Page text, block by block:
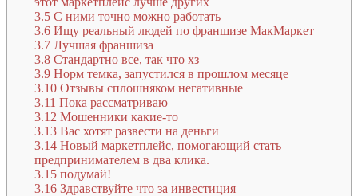
3.5 С ними точно можно работать
3.6 Ищу реальный людей по франшизе МакМаркет
3.7 Лучшая франшиза
3.8 Стандартно все, так что хз
3.9 Норм темка, запустился в прошлом месяце
3.10 Отзывы сплошняком негативные
3.11 Пока рассматриваю
3.12 Мошенники какие-то
3.13 Вас хотят развести на деньги
3.14 Новый маркетплейс, помогающий стать
предпринимателем в два клика.
3.15 подумай!
3.16 Здравствуйте что за инвестиция